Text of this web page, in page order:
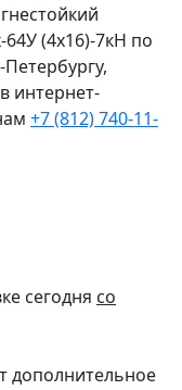
(4x16)-7кН по
интернет-
+7 (812) 740-11-
сегодня со
дополнительное